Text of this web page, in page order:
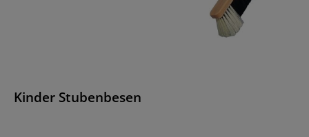
Kinder Stubenbesen